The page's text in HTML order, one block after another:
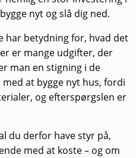
nyt og slå dig ned.
har betydning for, hvad det
er mange udgifter, der
man en stigning i de
at bygge nyt hus, fordi
og efterspørgslen er
du derfor have styr på,
med at koste – og om